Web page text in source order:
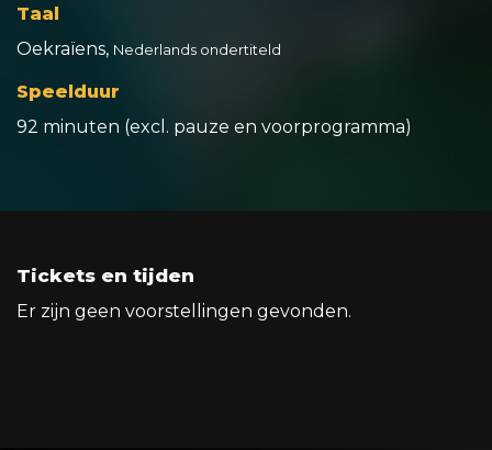
Taal
Oekraïens, Nederlands ondertiteld
Speelduur
92 minuten (excl. pauze en voorprogramma)
Tickets en tijden
Er zijn geen voorstellingen gevonden.